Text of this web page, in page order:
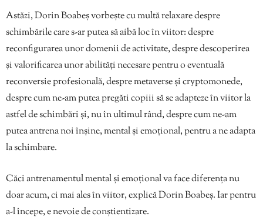
Astăzi, Dorin Boabeș vorbește cu multă relaxare despre
schimbările care s-ar putea să aibă loc în viitor: despre
reconfigurarea unor domenii de activitate, despre descoperirea
și valorificarea unor abilități necesare pentru o eventuală
reconversie profesională, despre metaverse și cryptomonede,
despre cum ne-am putea pregăti copiii să se adapteze în viitor la
astfel de schimbări și, nu în ultimul rând, despre cum ne-am
putea antrena noi înșine, mental și emoțional, pentru a ne adapta
la schimbare.
Căci antrenamentul mental și emoțional va face diferența nu
doar acum, ci mai ales în viitor, explică Dorin Boabeș. Iar pentru
a-l începe, e nevoie de conștientizare.